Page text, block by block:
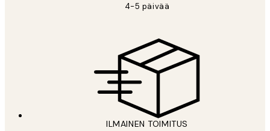
4-5 päivää
ILMAINEN TOIMITUS